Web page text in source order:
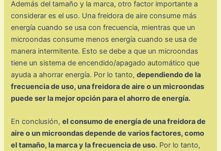
Además del tamaño y la marca, otro factor importante a
considerar es el uso. Una freidora de aire consume más
energía cuando se usa con frecuencia, mientras que un
microondas consume menos energía cuando se usa de
manera intermitente. Esto se debe a que un microondas
tiene un sistema de encendido/apagado automático que
ayuda a ahorrar energía. Por lo tanto,dependiendo de la
frecuencia de uso, una freidora de aire o un microondas
puede ser la mejor opción para el ahorro de energía.
En conclusión,el consumo de energía de una freidora de
aire o un microondas depende de varios factores, como
el tamaño, la marca y la frecuencia de uso. Por lo tanto,